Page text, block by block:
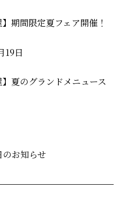
】期間限定夏フェア開催！
19日
】夏のグランドメニュース
のお知らせ